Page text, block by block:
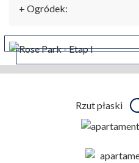
+ Ogródek:
Rzut płaski